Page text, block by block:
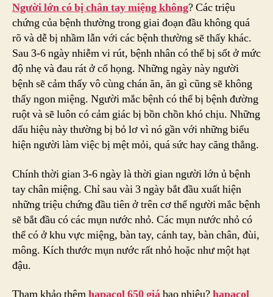
Người lớn có bị chân tay miệng không? Các triệu
chứng của bệnh thường trong giai đoạn đầu không quá
rõ và dễ bị nhầm lẫn với các bệnh thường sẽ thấy khác.
Sau 3-6 ngày nhiễm vi rút, bệnh nhân có thể bị sốt ở mức
độ nhẹ và đau rát ở cổ họng. Những ngày này người
bệnh sẽ cảm thấy vô cùng chán ăn, ăn gì cũng sẽ không
thấy ngon miệng. Người mắc bệnh có thể bị bệnh đường
ruột và sẽ luôn có cảm giác bị bồn chồn khó chịu. Những
dấu hiệu này thường bị bỏ lơ vì nó gần với những biểu
hiện người làm việc bị mệt mỏi, quá sức hay căng thẳng.
Chính thời gian 3-6 ngày là thời gian người lớn ủ bệnh
tay chân miệng. Chỉ sau vài 3 ngày bắt đầu xuất hiện
những triệu chứng đầu tiên ở trên cơ thể người mắc bệnh
sẽ bắt đầu có các mụn nước nhỏ. Các mụn nước nhỏ có
thể có ở khu vực miệng, bàn tay, cánh tay, bàn chân, đùi,
mông. Kích thước mụn nước rất nhỏ hoặc như một hạt
đậu.